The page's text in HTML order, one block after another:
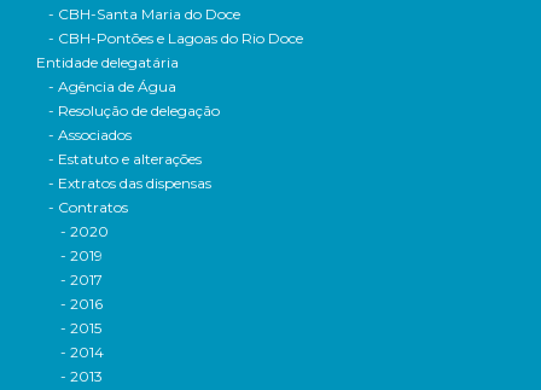
- CBH-Santa Maria do Doce
- CBH-Pontões e Lagoas do Rio Doce
Entidade delegatária
- Agência de Água
- Resolução de delegação
- Associados
- Estatuto e alterações
- Extratos das dispensas
- Contratos
- 2020
- 2019
- 2017
- 2016
- 2015
- 2014
- 2013